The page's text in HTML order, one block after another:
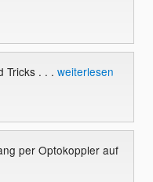
Tricks . . . weiterlesen
per Optokoppler auf